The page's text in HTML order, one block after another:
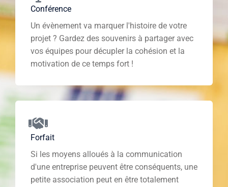
Conférence
Un évènement va marquer l'histoire de votre
projet ? Gardez des souvenirs à partager avec
vos équipes pour décupler la cohésion et la
motivation de ce temps fort !
Forfait
Si les moyens alloués à la communication
d'une entreprise peuvent être conséquents, une
petite association peut en être totalement